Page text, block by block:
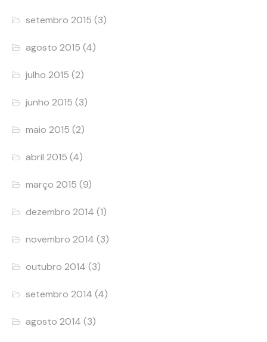
setembro 2015 (3)
agosto 2015 (4)
julho 2015 (2)
junho 2015 (3)
maio 2015 (2)
abril 2015 (4)
março 2015 (9)
dezembro 2014 (1)
novembro 2014 (3)
outubro 2014 (3)
setembro 2014 (4)
agosto 2014 (3)